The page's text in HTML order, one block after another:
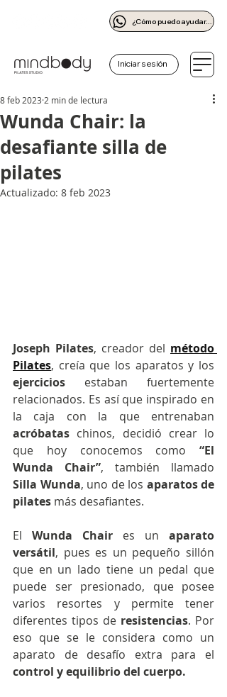
¿Cómo puedo ayudarte?
Iniciar sesión
Wunda Chair: la
desafiante silla de
pilates
8 feb 2023 2 min de lectura
Actualizado: 8 feb 2023
Joseph Pilates, creador del método
Pilates
ejercicios estaban fuertemente
relacionados. Es así que inspirado en
acróbatas chinos, decidió crear lo
que hoy conocemos como “El
Wunda Chair”
Silla Wunda, uno de los aparatos de
pilates más desafiantes.
El Wunda Chair es un aparato
versátil, pues es un pequeño sillón
que en un lado tiene un pedal que
puede ser presionado, que posee
varios resortes y permite tener
diferentes tipos de resistencias. Por
eso que se le considera como un
control y equilibrio del cuerpo.